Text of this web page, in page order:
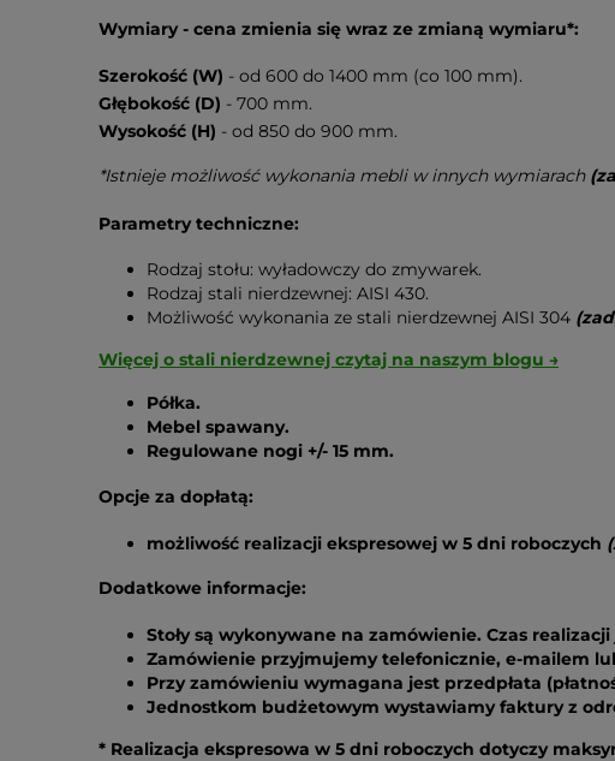
Wymiary - cena zmienia się wraz ze zmianą wymiaru*:
Szerokość (W) - od 600 do 1400 mm (co 100 mm).
Głębokość (D) - 700 mm.
Wysokość (H) - od 850 do 900 mm.
*Istnieje możliwość wykonania mebli w innych wymiarach
Parametry techniczne:
Rodzaj stołu: wyładowczy do zmywarek.
Rodzaj stali nierdzewnej: AISI 430.
Możliwość wykonania ze stali nierdzewnej AISI 304
Więcej o stali nierdzewnej czytaj na naszym blogu →
Półka.
Mebel spawany.
Regulowane nogi +/- 15 mm.
Opcje za dopłatą:
możliwość realizacji ekspresowej w 5 dni roboczych
Dodatkowe informacje:
Stoły są wykonywane na zamówienie. Czas
Zamówienie przyjmujemy telefonicznie, e-mailem
Przy zamówieniu wymagana jest przedpłata
Jednostkom budżetowym wystawiamy faktury z
* Realizacja ekspresowa w 5 dni roboczych dotyczy